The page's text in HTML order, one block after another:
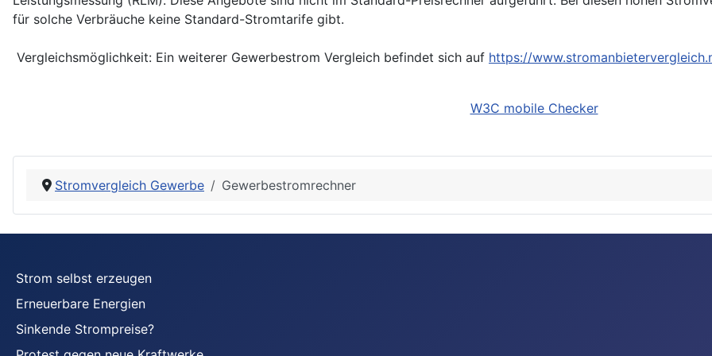
für solche Verbräuche keine Standard-Stromtarife gibt.
Vergleichsmöglichkeit: Ein weiterer Gewerbestrom Vergleich befindet sich auf https://
W3C mobile Checker
Stromvergleich Gewerbe Gewerbestromrechner
Strom selbst erzeugen
Erneuerbare Energien
Sinkende Strompreise?